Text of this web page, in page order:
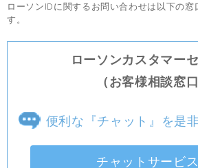
ローソンIDに関するお問い合わせは以下の窓
す。
ローソンカスタマー
（お客様相談窓口
便利な『チャット』を是
チャットサービス